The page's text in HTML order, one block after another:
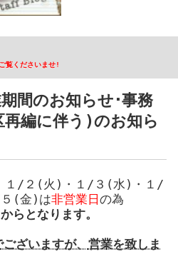
覧くださいませ!
間のお知らせ･事務
編に伴う)のお知ら
１/２(火)・１/３(水)・１/
(金)は非営業日 の為
から となります。
ございますが、 営業を致しま